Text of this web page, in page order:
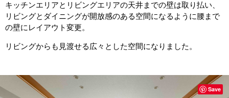
キッチンエリアとリビングエリアの天井までの壁は取り払い、
リビングとダイニングが開放感のある空間になるように腰まで
の壁にレイアウト変更。
リビングからも見渡せる広々とした空間になりました。
Save